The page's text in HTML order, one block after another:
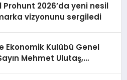
2026’da yeni nesil
vizyonunu sergiledi
Ekonomik Kulübü Genel
Mehmet Ulutaş,